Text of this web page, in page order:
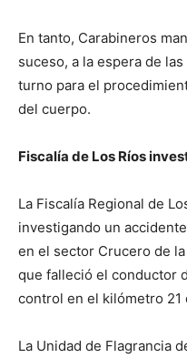
En tanto, Carabineros
suceso, a la espera de
turno para el
del cuerpo.
Fiscalía de Los Ríos
La Fiscalía Regional de
investigando un
en el sector Crucero de
que falleció el conductor
control en el kilómetro 21
La Unidad de Flagrancia